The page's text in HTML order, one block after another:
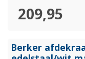
209,95
Berker